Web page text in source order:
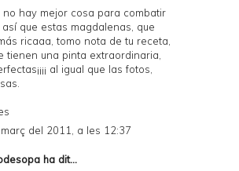
no hay mejor cosa para combatir
así que estas magdalenas, que
ricaaa, tomo nota de tu receta,
tienen una pinta extraordinaria,
al igual que las fotos,
del 2011, a les 12:37
ha dit...